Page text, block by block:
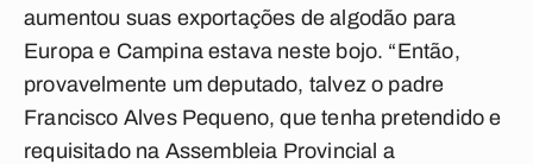
aumentou suas exportações de algodão para
Europa e Campina estava neste bojo. “Então,
provavelmente um deputado, talvez o padre
Francisco Alves Pequeno, que tenha pretendido e
requisitado na Assembleia Provincial a